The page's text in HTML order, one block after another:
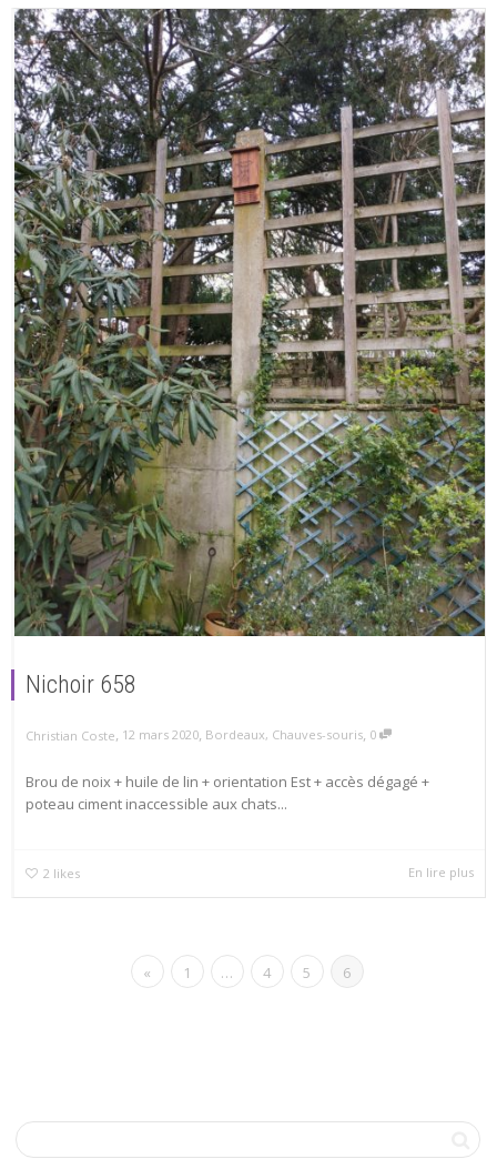
Nichoir 658
Christian Coste, 12 mars 2020, Bordeaux, Chauves-souris, 0
Brou de noix + huile de lin + orientation Est + accès dégagé +
poteau ciment inaccessible aux chats...
2 likes En lire plus
« 1 … 4 5 6